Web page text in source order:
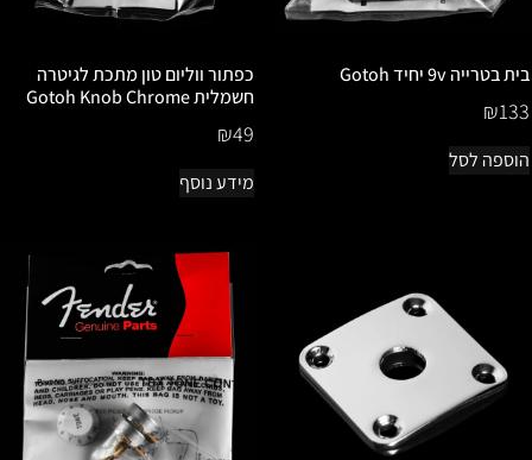
בית בטרייה 9v יחיד Gotoh
₪133
הוספה לסל
כפתור ווליום טון מתכת לגיטרה
חשמלית Gotoh Knob Chrome
₪49
מידע נוסף